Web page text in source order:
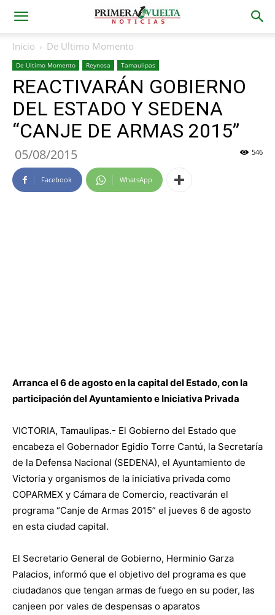
Inicio De Ultimo Momento
De Ultimo Momento Reynosa Tamaulipas
REACTIVARÁN GOBIERNO
DEL ESTADO Y SEDENA
“CANJE DE ARMAS 2015”
05/08/2015 546
Facebook WhatsApp
Arranca el 6 de agosto en la capital del Estado, con la
participación del Ayuntamiento e Iniciativa Privada
VICTORIA, Tamaulipas.- El Gobierno del Estado que
encabeza el Gobernador Egidio Torre Cantú, la Secretaría
de la Defensa Nacional (SEDENA), el Ayuntamiento de
Victoria y organismos de la iniciativa privada como
COPARMEX y Cámara de Comercio, reactivarán el
programa “Canje de Armas 2015” el jueves 6 de agosto
en esta ciudad capital.
El Secretario General de Gobierno, Herminio Garza
Palacios, informó que el objetivo del programa es que
ciudadanos que tengan armas de fuego en su poder, las
canjeen por vales de despensas o aparatos